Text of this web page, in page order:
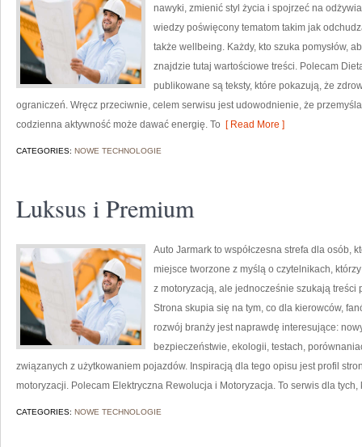
nawyki, zmienić styl życia i spojrzeć na
wiedzy poświęcony tematom takim jak
także wellbeing. Każdy, kto szuka pomysłów,
znajdzie tutaj wartościowe treści. Polecam
publikowane są teksty, które pokazują, że
ograniczeń. Wręcz przeciwnie, celem serwisu jest udowodnienie, że
codzienna aktywność może dawać energię. To [ Read More ]
CATEGORIES: NOWE TECHNOLOGIE
Luksus i Premium
Auto Jarmark to współczesna strefa dla osób,
miejsce tworzone z myślą o czytelnikach,
z motoryzacją, ale jednocześnie szukają treści
Strona skupia się na tym, co dla kierowców,
rozwój branży jest naprawdę interesujące:
bezpieczeństwie, ekologii, testach,
związanych z użytkowaniem pojazdów. Inspiracją dla tego opisu jest profil
motoryzacji. Polecam Elektryczna Rewolucja i Motoryzacja. To serwis dla
CATEGORIES: NOWE TECHNOLOGIE